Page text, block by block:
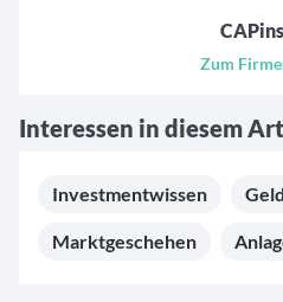
Zum
Interessen in diesem
Investmentwissen
Marktgeschehen